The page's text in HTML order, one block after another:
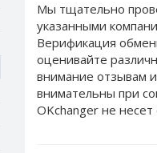
Мы тщательно
указанными
Верификация
оценивайте
внимание отзывам
внимательны при
OKchanger не